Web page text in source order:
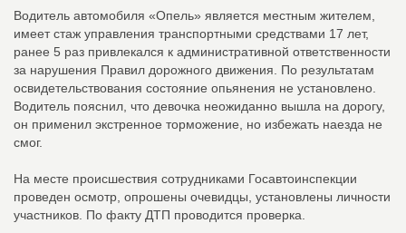
Водитель автомобиля «Опель» является местным жителем,
имеет стаж управления транспортными средствами 17 лет,
ранее 5 раз привлекался к административной ответственности
за нарушения Правил дорожного движения. По результатам
освидетельствования состояние опьянения не установлено.
Водитель пояснил, что девочка неожиданно вышла на дорогу,
он применил экстренное торможение, но избежать наезда не
смог.
На месте происшествия сотрудниками Госавтоинспекции
проведен осмотр, опрошены очевидцы, установлены личности
участников. По факту ДТП проводится проверка.